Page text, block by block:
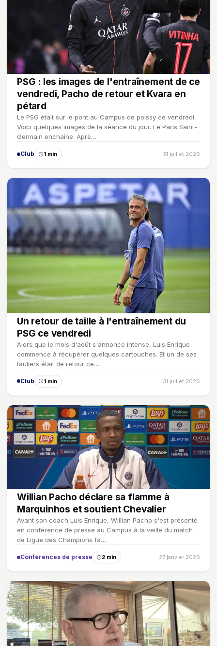
PSG : les images de l'entraînement de ce
vendredi, Pacho de retour et Kvara en
pétard
Le PSG était sur le pont au Campus de poissy ce vendredi.
Voici quelques images de la séance du jour. Le Paris Saint-
Germain enchaîne. Aprè…
Club 1 min 31 juillet 2026
Un retour de taille à l'entraînement du
PSG ce vendredi
Alors que le mois d'août s'annonce intense, Luis Enrique
commence à récupérer quelques cartouches. Et un de ses
tauliers était de retour ce…
Club 1 min 31 juillet 2026
Willian Pacho déclare sa flamme à
Marquinhos et soutient Chevalier
Avant son coach Luis Enrique, Willian Pacho s'est présenté
en conférence de presse au Campus à la veille du match
de Ligue des Champions fa…
Conférences de presse 2 min 27 janvier 2026